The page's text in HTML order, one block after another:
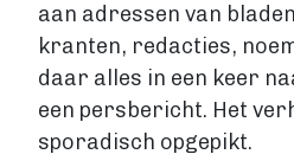
aan adressen van
kranten, redacties,
daar alles in een keer
een persbericht. Het
sporadisch opgepikt.